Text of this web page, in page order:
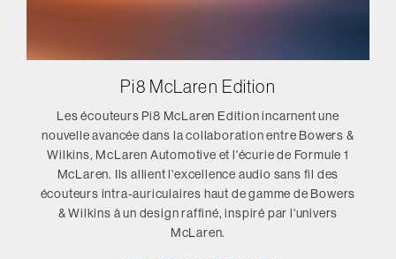
Pi8 McLaren Edition
Les écouteurs Pi8 McLaren Edition incarnent une
nouvelle avancée dans la collaboration entre Bowers &
Wilkins, McLaren Automotive et l'écurie de Formule 1
McLaren. Ils allient l'excellence audio sans fil des
écouteurs intra-auriculaires haut de gamme de Bowers
& Wilkins à un design raffiné, inspiré par l'univers
McLaren.